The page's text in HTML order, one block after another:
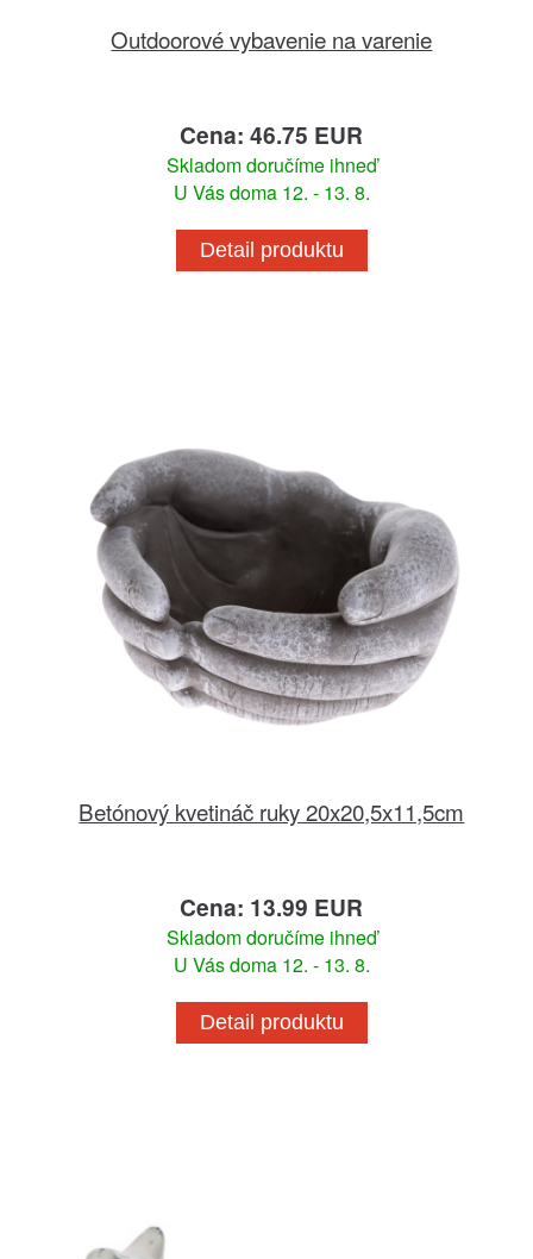
Outdoorové vybavenie na varenie
Cena: 46.75 EUR
Skladom doručíme ihneď
U Vás doma 12. - 13. 8.
Detail produktu
Betónový kvetináč ruky 20x20,5x11,5cm
Cena: 13.99 EUR
Skladom doručíme ihneď
U Vás doma 12. - 13. 8.
Detail produktu